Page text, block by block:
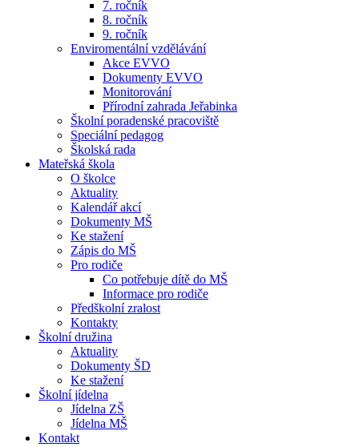
7. ročník
8. ročník
9. ročník
Enviromentální vzdělávání
Akce EVVO
Dokumenty EVVO
Monitorování
Přírodní zahrada Jeřabinka
Školní poradenské pracoviště
Speciální pedagog
Školská rada
Mateřská škola
O školce
Aktuality
Kalendář akcí
Dokumenty MŠ
Ke stažení
Zápis do MŠ
Pro rodiče
Co potřebuje dítě do MŠ
Informace pro rodiče
Předškolní zralost
Kontakty
Školní družina
Aktuality
Dokumenty ŠD
Ke stažení
Školní jídelna
Jídelna ZŠ
Jídelna MŠ
Kontakt